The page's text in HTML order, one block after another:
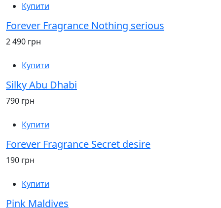
Купити
Forever Fragrance Nothing serious
2 490 грн
Купити
Silky Abu Dhabi
790 грн
Купити
Forever Fragrance Secret desire
190 грн
Купити
Pink Maldives